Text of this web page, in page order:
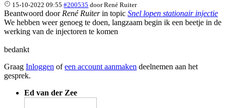
15-10-2022 09:55 #200535 doorRené Ruiter
Beantwoord door René Ruiterin topic Snel lopen stationair injectie
We hebben weer genoeg te doen, langzaam begin ik een beetje in de
werking van de injectoren te komen
bedankt
Graag Inloggen ofeen account aanmaken deelnemen aan het
gesprek.
Ed van der Zee